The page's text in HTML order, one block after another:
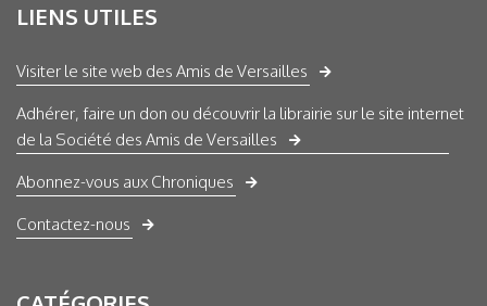
LIENS UTILES
Visiter le site web des Amis de Versailles
Adhérer, faire un don ou découvrir la librairie sur le site internet
de la Société des Amis de Versailles
Abonnez-vous aux Chroniques
Contactez-nous